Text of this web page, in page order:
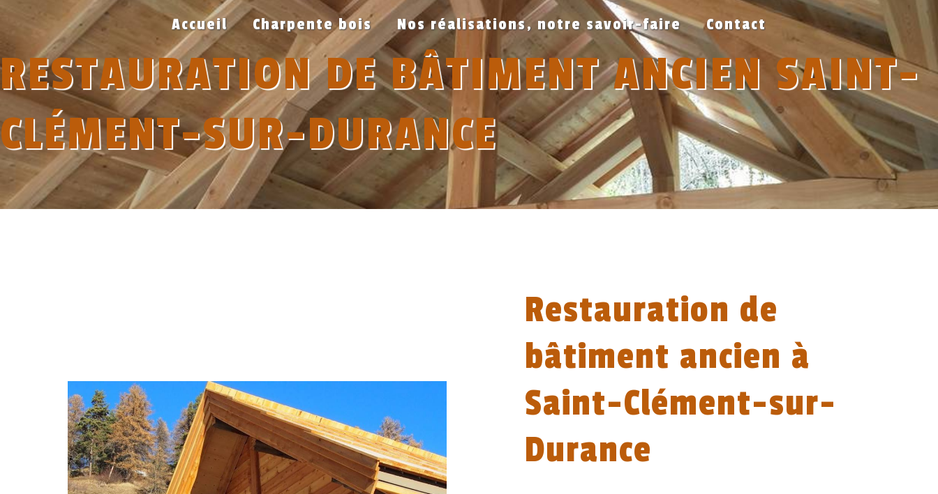
Panneau de gestion des cookies
Accueil Charpente bois Nos réalisations, notre savoir-faire Contact
RESTAURATION DE BÂTIMENT ANCIEN SAINT-
CLÉMENT-SUR-DURANCE
Restauration de
bâtiment ancien à
Saint-Clément-sur-
Durance